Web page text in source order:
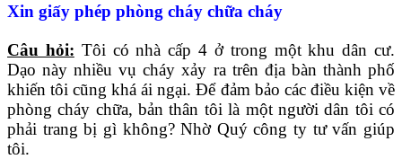
Xin giấy phép phòng cháy chữa cháy
Câu hỏi: Tôi có nhà cấp 4 ở trong một khu dân cư.
Dạo này nhiều vụ cháy xảy ra trên địa bàn thành phố
khiến tôi cũng khá ái ngại. Để đảm bảo các điều kiện về
phòng cháy chữa, bản thân tôi là một người dân tôi có
phải trang bị gì không? Nhờ Quý công ty tư vấn giúp
tôi.